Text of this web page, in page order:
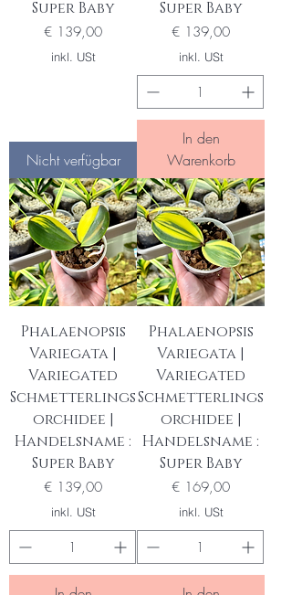
Super Baby
Preis
€ 139,00
inkl. USt
Nicht verfügbar
Super Baby
Preis
€ 139,00
inkl. USt
In den
Warenkorb
Phalaenopsis
Variegata |
Variegated
Schmetterlings
orchidee |
Handelsname :
Super Baby
Preis
€ 139,00
inkl. USt
Phalaenopsis
Variegata |
Variegated
Schmetterlings
orchidee |
Handelsname :
Super Baby
Preis
€ 169,00
inkl. USt